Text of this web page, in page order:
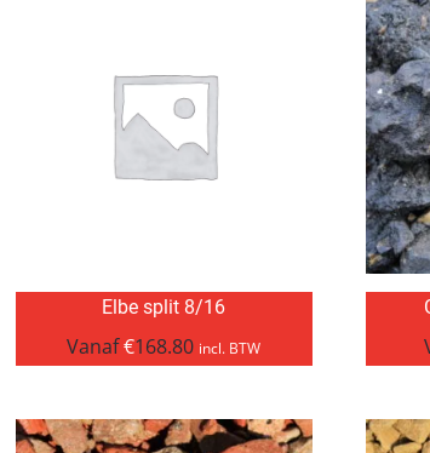
Elbe split 8/16
Vanaf€168.80 incl. BTW